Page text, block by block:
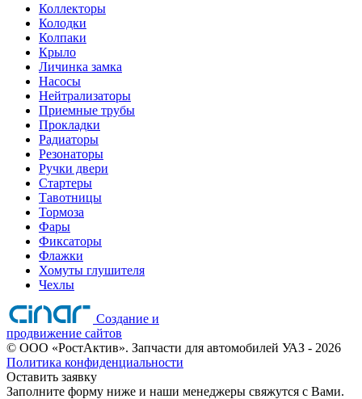
Коллекторы
Колодки
Колпаки
Крыло
Личинка замка
Насосы
Нейтрализаторы
Приемные трубы
Прокладки
Радиаторы
Резонаторы
Ручки двери
Стартеры
Тавотницы
Тормоза
Фары
Фиксаторы
Флажки
Хомуты глушителя
Чехлы
Создание и
продвижение сайтов
© ООО «РостАктив». Запчасти для автомобилей УАЗ - 2026
Политика конфиденциальности
Оставить заявку
Заполните форму ниже и наши менеджеры свяжутся с Вами.